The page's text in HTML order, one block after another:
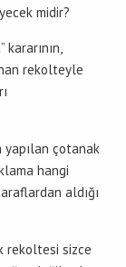
midir?
kararının,
rekolteyle
yapılan çotanak
hangi
aldığı
rekoltesi sizce